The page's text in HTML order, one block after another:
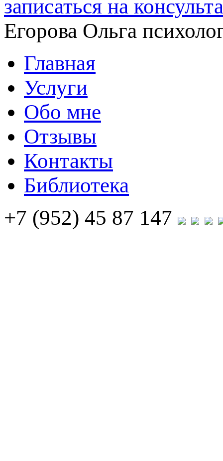
записаться на
Егорова Ольга
Главная
Услуги
Обо мне
Отзывы
Контакты
Библиотека
+7 (952) 45 87 147